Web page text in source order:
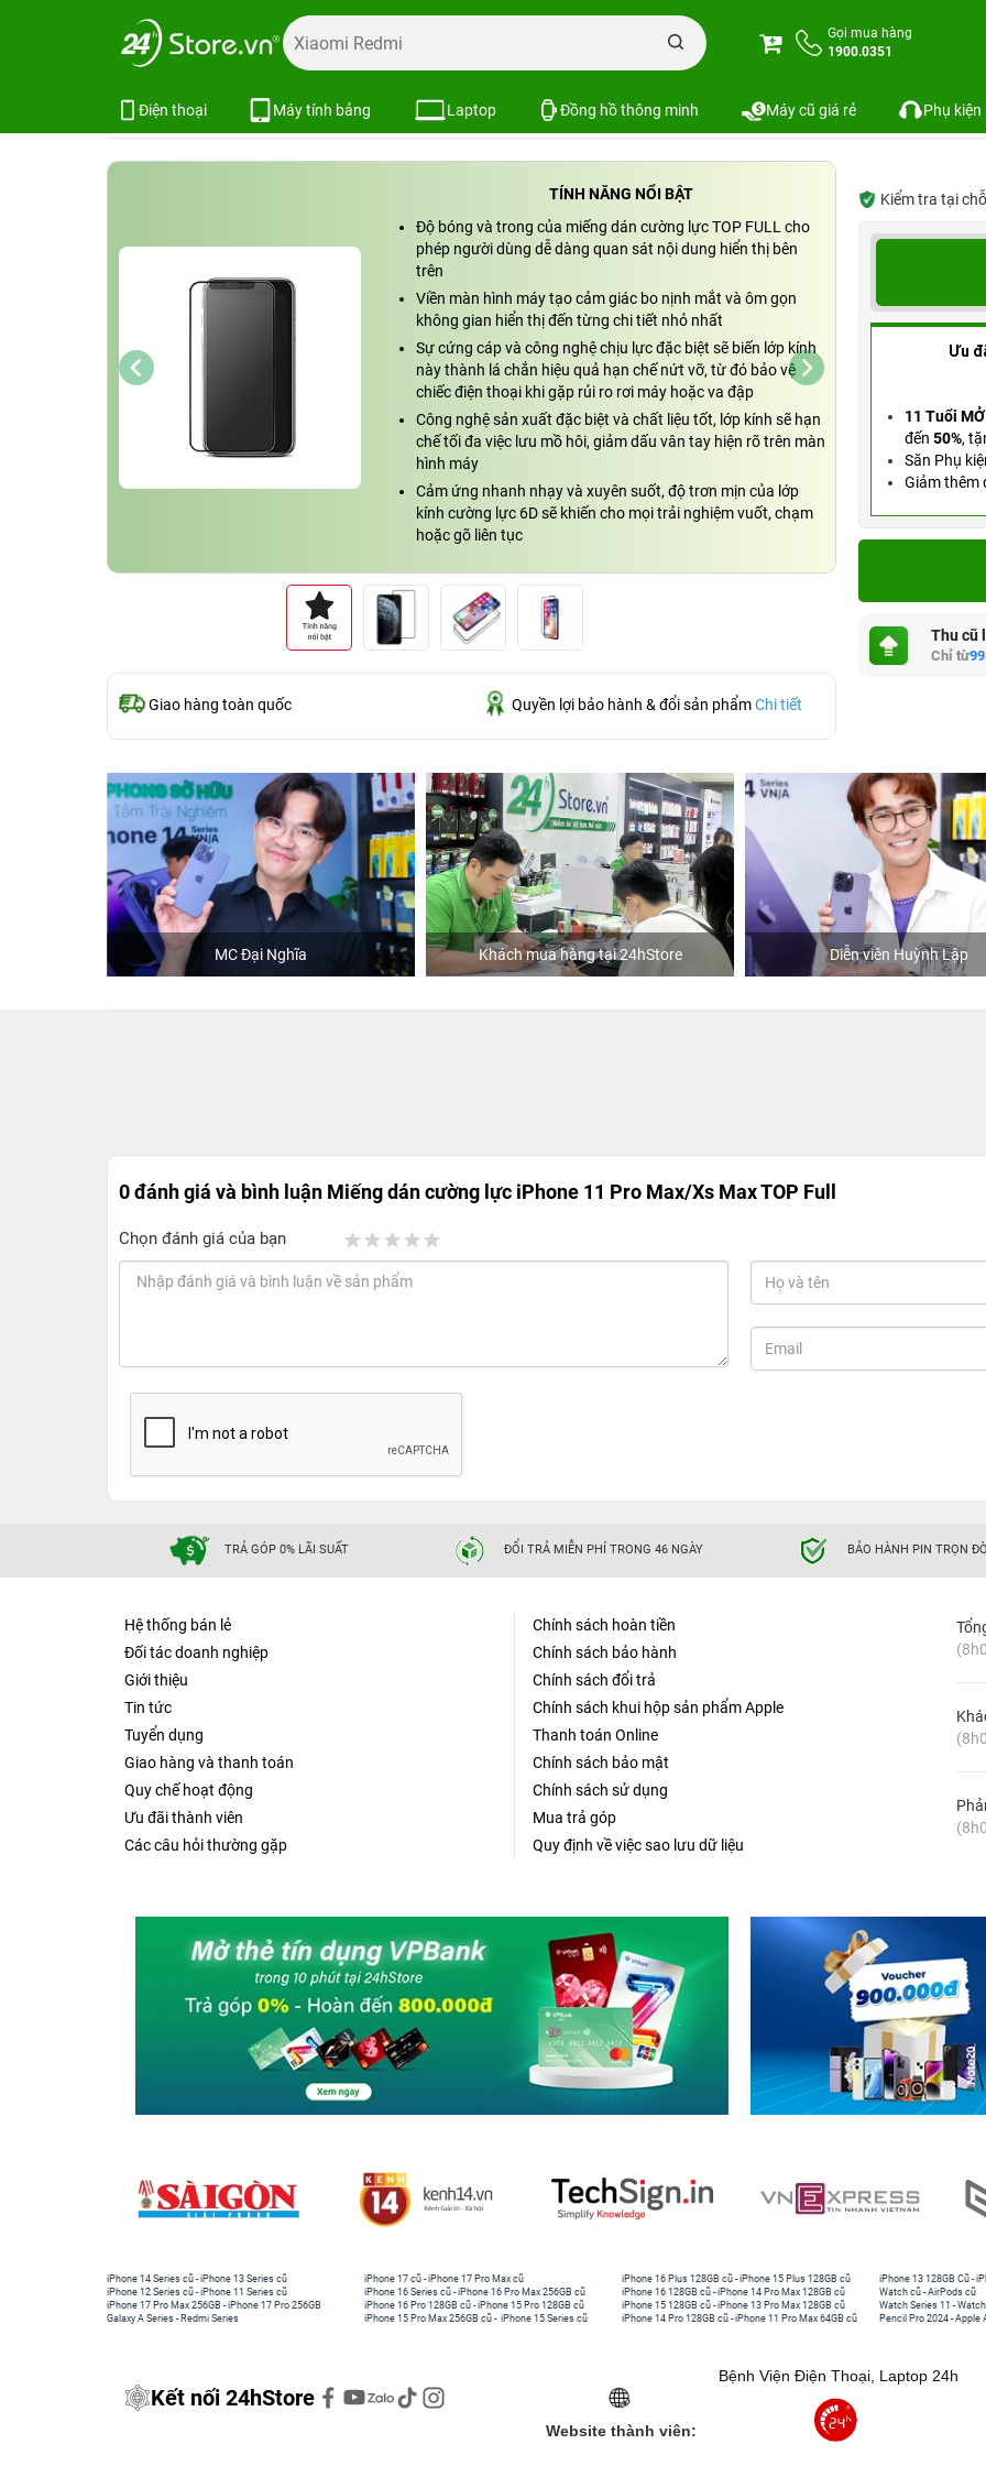
Gọi mua hàng
1900.0351
Điện thoại Máy tính bảng Laptop Đồng hồ thông minh Máy cũ giá rẻ Phụ kiện
Trang chủ Dán cường lực Miếng dán cường lực iPhone 11 Pro Max/Xs Max TOP Full
Miếng dán cường lực iPhone 11 Pro Max/Xs Max TOP Full
Xem cấu hình So sánh
TÍNH NĂNG NỔI BẬT
Độ bóng và trong của miếng dán cường lực TOP FULL cho
phép người dùng dễ dàng quan sát nội dung hiển thị bên
trên
Viền màn hình máy tạo cảm giác bo nịnh mắt và ôm gọn
không gian hiển thị đến từng chi tiết nhỏ nhất
Sự cứng cáp và công nghệ chịu lực đặc biệt sẽ biến lớp kính
này thành lá chắn hiệu quả hạn chế nứt vỡ, từ đó bảo vệ
chiếc điện thoại khi gặp rủi ro rơi máy hoặc va đập
Công nghệ sản xuất đặc biệt và chất liệu tốt, lớp kính sẽ hạn
chế tối đa việc lưu mồ hôi, giảm dấu vân tay hiện rõ trên màn
hình máy
Cảm ứng nhanh nhạy và xuyên suốt, độ trơn mịn của lớp
kính cường lực 6D sẽ khiến cho mọi trải nghiệm vuốt, chạm
hoặc gõ liên tục
Giao hàng toàn quốc Quyền lợi bảo hành & đổi sản phẩm Chi tiết
Kiểm tra tại
Ưu
11 Tuổi
đến 50%,
Săn Phụ
Giảm thêm
Thu cũ
Chỉ từ
MC Đại Nghĩa Khách mua hàng tại 24hStore Diễn viên Huỳnh Lập
0 đánh giá và bình luận Miếng dán cường lực iPhone 11 Pro Max/Xs Max TOP Full
Chọn đánh giá của bạn
TRẢ GÓP 0% LÃI SUẤT ĐỔI TRẢ MIỄN PHÍ TRONG 46 NGÀY BẢO HÀNH PIN TRỌN
Hệ thống bán lẻ
Đối tác doanh nghiệp
Giới thiệu
Tin tức
Tuyển dụng
Giao hàng và thanh toán
Quy chế hoạt động
Ưu đãi thành viên
Các câu hỏi thường gặp
Chính sách hoàn tiền
Chính sách bảo hành
Chính sách đổi trả
Chính sách khui hộp sản phẩm Apple
Thanh toán Online
Chính sách bảo mật
Chính sách sử dụng
Mua trả góp
Quy định về việc sao lưu dữ liệu
iPhone 14 Series cũ -iPhone 13 Series cũ
iPhone 12 Series cũ -iPhone 11 Series cũ
iPhone 17 Pro Max 256GB -iPhone 17 Pro 256GB
Galaxy A Series - Redmi Series
iPhone 17 cũ -iPhone 17 Pro Max cũ
iPhone 16 Series cũ - iPhone 16 Pro Max 256GB cũ
iPhone 16 Pro 128GB cũ -iPhone 15 Pro 128GB cũ
iPhone 15 Pro Max 256GB cũ - iPhone 15 Series cũ
iPhone 16 Plus 128GB cũ -iPhone 15 Plus 128GB cũ
iPhone 16 128GB cũ -iPhone 14 Pro Max 128GB cũ
iPhone 15 128GB cũ -iPhone 13 Pro Max 128GB cũ
iPhone 14 Pro 128GB cũ -iPhone 11 Pro Max 64GB cũ
iPhone 13 128GB Cũ -
Watch cũ -AirPods cũ
Watch Series 11 -
Pencil Pro 2024 -Apple
Kết nối 24hStore
Website thành viên:
Bệnh Viện Điện Thoại, Laptop 24h